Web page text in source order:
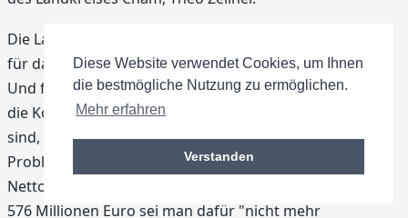
Diese Website verwendet Cookies, um Ihnen
die bestmögliche Nutzung zu ermöglichen.
Mehr erfahren
Verstanden
Die Landkreise könnten dann nicht mehr helfen, weil sie
für das Arbeitslosengeld II nicht verantwortlich seien.
Und für die Kosten für Unterkunft und Heizung, für die
die Kommunen dem neuen Gesetz zufolge zuständig
sind, könne man wegen der großen finanziellen
Probleme auch nicht aufkommen. Wegen eines
Nettodefizits der bayerischen Kommunen von jährlich
576 Millionen Euro sei man dafür "nicht mehr